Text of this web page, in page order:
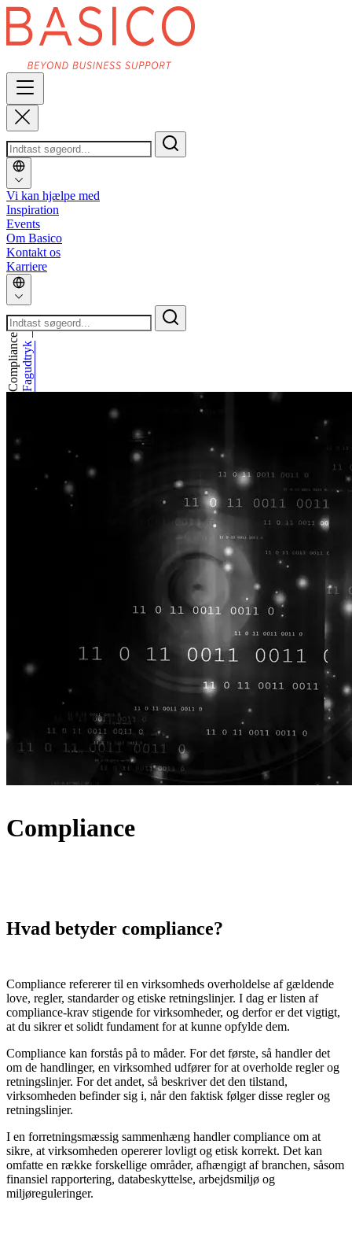
Vi kan hjælpe med
Inspiration
Events
Om Basico
Kontakt os
Karriere
Fagudtryk
_
Compliance
Compliance
Hvad betyder compliance?
Compliance refererer til en virksomheds overholdelse af gældende
love, regler, standarder og etiske retningslinjer. I dag er listen af
compliance-krav stigende for virksomheder, og derfor er det vigtigt,
at du sikrer et solidt fundament for at kunne opfylde dem.
Compliance kan forstås på to måder. For det første, så handler det
om de handlinger, en virksomhed udfører for at overholde regler og
retningslinjer. For det andet, så beskriver det den tilstand,
virksomheden befinder sig i, når den faktisk følger disse regler og
retningslinjer.
I en forretningsmæssig sammenhæng handler compliance om at
sikre, at virksomheden opererer lovligt og etisk korrekt. Det kan
omfatte en række forskellige områder, afhængigt af branchen, såsom
finansiel rapportering, databeskyttelse, arbejdsmiljø og
miljøreguleringer.